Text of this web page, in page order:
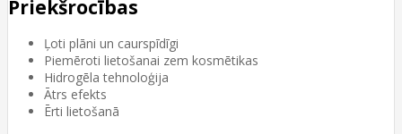
Priekšrocības
Ļoti plāni un caurspīdīgi
Piemēroti lietošanai zem kosmētikas
Hidrogēla tehnoloģija
Ātrs efekts
Ērti lietošanā